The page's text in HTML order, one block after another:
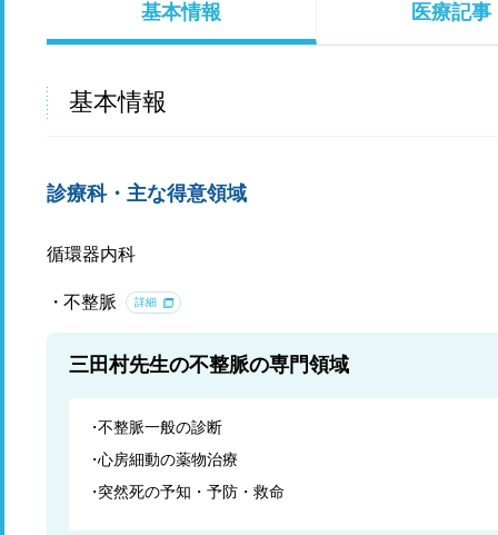
基本情報 医療記事
基本情報
診療科・主な得意領域
循環器内科
不整脈 詳細
三田村先生の不整脈の専門領域
不整脈一般の診断
心房細動の薬物治療
突然死の予知・予防・救命